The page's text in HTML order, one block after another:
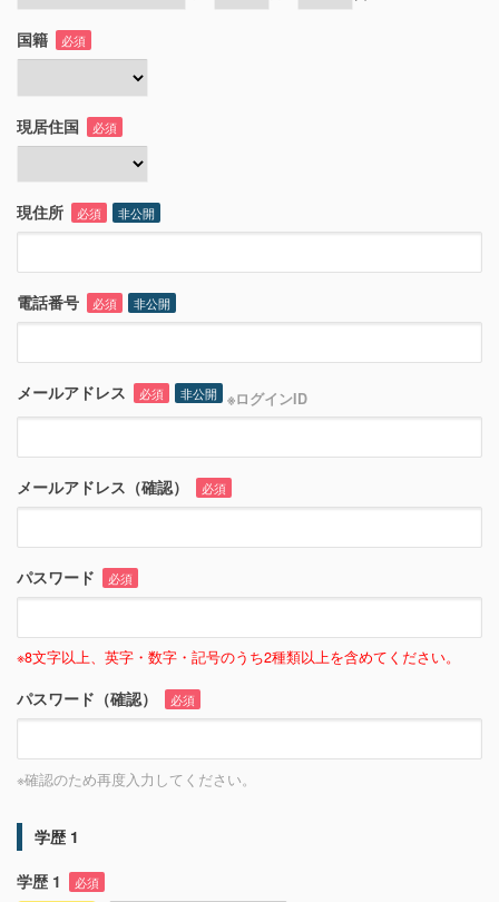
国籍 必須
現居住国 必須
現住所 必須 非公開
電話番号 必須 非公開
メールアドレス 必須 非公開 ※ログインID
メールアドレス（確認） 必須
パスワード 必須
※8文字以上、英字・数字・記号のうち2種類以上を含めてください。
パスワード（確認） 必須
※確認のため再度入力してください。
学歴 1
学歴 1
必須